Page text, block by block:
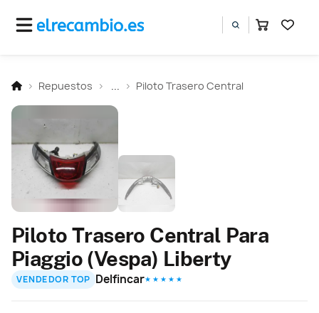
Repuestos Piloto Trasero Central
Piloto Trasero Central Para
Piaggio (Vespa) Liberty
VENDEDOR TOP Delfincar★ ★ ★ ★ ★